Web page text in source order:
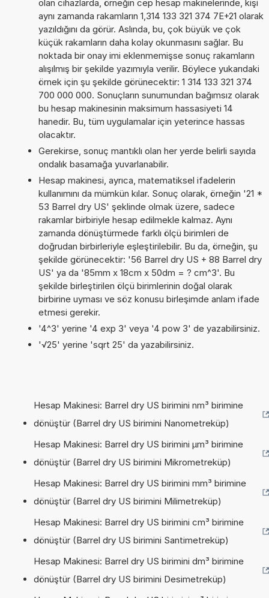
olan cihazlarda, örneğin cep hesap makinelerinde, kişi
aynı zamanda rakamların 1,314 133 321 374 7E+21 olarak
yazıldığını da görür. Aslında, bu, çok büyük ve çok
küçük rakamların daha kolay okunmasını sağlar. Bu
noktada bir onay imi eklenmemişse sonuç rakamların
alışılmış bir şekilde yazımıyla verilir. Böylece yukarıdaki
örnek için şu şekilde görünecektir: 1 314 133 321 374
700 000 000. Sonuçların sunumundan bağımsız olarak
bu hesap makinesinin maksimum hassasiyeti 14
hanedir. Bu, tüm uygulamalar için yeterince hassas
olacaktır.
Gerekirse, sonuç mantıklı olan her yerde belirli sayıda
ondalık basamağa yuvarlanabilir.
Hesap makinesi, ayrıca, matematiksel ifadelerin
kullanımını da mümkün kılar. Sonuç olarak, örneğin '21 *
53 Barrel dry US' şeklinde olmak üzere, sadece
rakamlar birbiriyle hesap edilmekle kalmaz. Aynı
zamanda dönüştürmede farklı ölçü birimleri de
doğrudan birbirleriyle eşleştirilebilir. Bu da, örneğin, şu
şekilde görünecektir: '56 Barrel dry US + 88 Barrel dry
US' ya da '85mm x 18cm x 50dm = ? cm^3'. Bu
şekilde birleştirilen ölçü birimlerinin doğal olarak
birbirine uyması ve söz konusu birleşimde anlam ifade
etmesi gerekir.
'4^3' yerine '4 exp 3' veya '4 pow 3' de yazabilirsiniz.
'√25' yerine 'sqrt 25' da yazabilirsiniz.
Hesap Makinesi: Barrel dry US birimini nm³ birimine
dönüştür (Barrel dry US birimini Nanometreküp)
Hesap Makinesi: Barrel dry US birimini µm³ birimine
dönüştür (Barrel dry US birimini Mikrometreküp)
Hesap Makinesi: Barrel dry US birimini mm³ birimine
dönüştür (Barrel dry US birimini Milimetreküp)
Hesap Makinesi: Barrel dry US birimini cm³ birimine
dönüştür (Barrel dry US birimini Santimetreküp)
Hesap Makinesi: Barrel dry US birimini dm³ birimine
dönüştür (Barrel dry US birimini Desimetreküp)